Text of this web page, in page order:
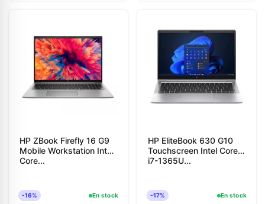
HP ZBook Firefly 16 G9
Mobile Workstation Intel
Core...
-16% En stock
HP EliteBook 630 G10
Touchscreen Intel Core
i7-1365U...
-17% En stock